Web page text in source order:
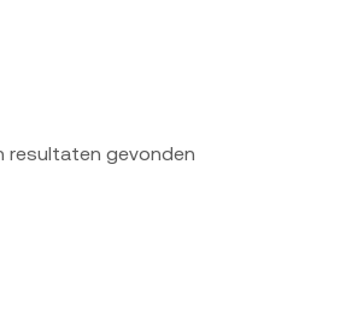
resultaten gevonden